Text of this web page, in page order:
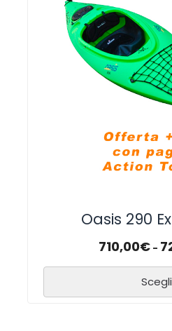
Oasis 290
710,00€ -
Scegli